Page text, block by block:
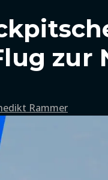
zur
Rammer